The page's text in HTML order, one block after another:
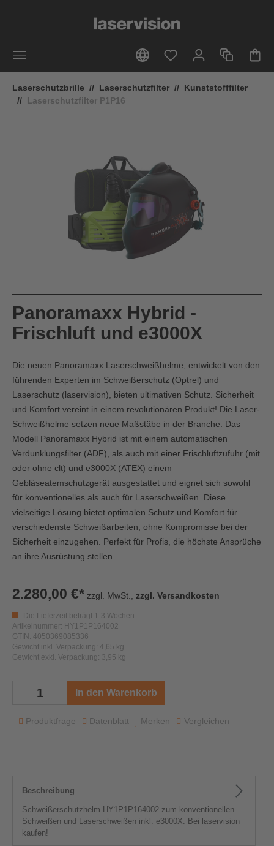
Laserschutzbrille // Laserschutzfilter // Kunststofffilter
// Laserschutzfilter P1P16
Panoramaxx Hybrid -
Frischluft und e3000X
Die neuen Panoramaxx Laserschweißhelme, entwickelt von den
führenden Experten im Schweißerschutz (Optrel) und
Laserschutz (laservision), bieten ultimativen Schutz. Sicherheit
und Komfort vereint in einem revolutionären Produkt! Die Laser-
Schweißhelme setzen neue Maßstäbe in der Branche. Das
Modell Panoramaxx Hybrid ist mit einem automatischen
Verdunklungsfilter (ADF), als auch mit einer Frischluftzufuhr (mit
oder ohne clt) und e3000X (ATEX) einem
Gebläseatemschutzgerät ausgestattet und eignet sich sowohl
für konventionelles als auch für Laserschweißen. Diese
vielseitige Lösung bietet optimalen Schutz und Komfort für
verschiedenste Schweißarbeiten, ohne Kompromisse bei der
Sicherheit einzugehen. Perfekt für Profis, die höchste Ansprüche
an ihre Ausrüstung stellen.
2.280,00 €* zzgl. MwSt., zzgl. Versandkosten
Die Lieferzeit beträgt 1-3 Wochen.
Artikelnummer: HY1P1P164002
GTIN: 4050369085336
Gewicht inkl. Verpackung: 4,65 kg
Gewicht exkl. Verpackung: 3,95 kg
In den Warenkorb
Produktfrage Merken Vergleichen
Datenblatt
Beschreibung
Schweißerschutzhelm HY1P1P164002 zum konventionellen
Schweißen und Laserschweißen inkl. e3000X. Bei laservision
kaufen!